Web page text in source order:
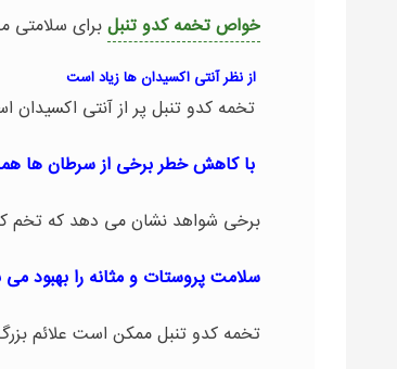
خواص تخمه کدو تنبلبرای سلامتی
از نظر آنتی اکسیدان ها زیاد است
تخمه کدو تنبل پر از آنتی
با کاهش خطر برخی از سرطان ها
برخی شواهد نشان می دهد که تخم
سلامت پروستات و مثانه را بهبود
تخمه کدو تنبل ممکن است علائم